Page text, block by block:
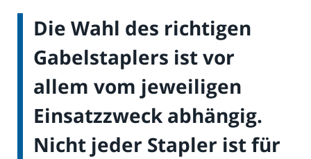
Die Wahl des richtigen
Gabelstaplers ist vor
allem vom jeweiligen
Einsatzzweck abhängig.
Nicht jeder Stapler ist für